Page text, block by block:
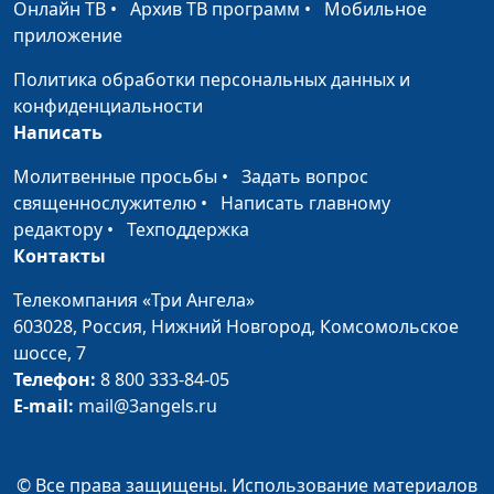
практический психолог
речь влияет на нашу
жизнь
Караченцева,
сложные времена
Караченцева,
практический психолог
Как общаться с
родителями
практический психолог
Чувство вины:
виновата ли я?
инфантилизм?
Караченцева,
Онлайн ТВ • Архив ТВ программ • Мобильное
приложение
Политика обработки персональных данных и
конфиденциальности
Написать
Молитвенные просьбы • Задать вопрос
священнослужителю • Написать главному
редактору • Техподдержка
Контакты
Телекомпания «Три Ангела»
603028, Россия, Нижний Новгород, Комсомольское
шоссе, 7
Телефон: 8 800 333-84-05
E-mail: mail@3angels.ru
© Все права защищены. Использование материалов